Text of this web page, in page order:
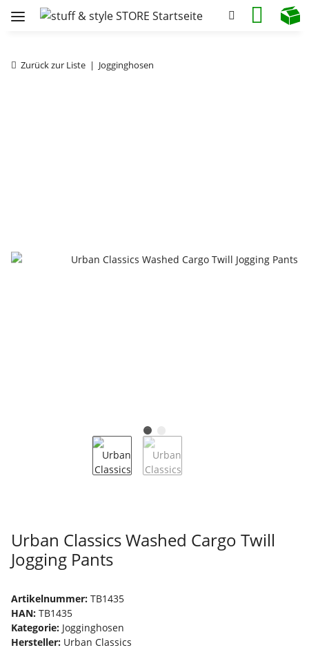
Zurück zur Liste Jogginghosen
Urban Classics Washed Cargo Twill
Jogging Pants
Artikelnummer: TB1435
HAN: TB1435
Kategorie: Jogginghosen
Hersteller: Urban Classics